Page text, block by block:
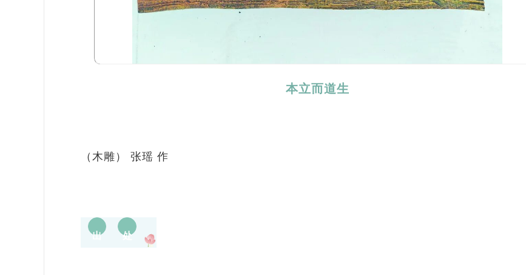
本立而道生
（木雕） 张瑶 作
出 处